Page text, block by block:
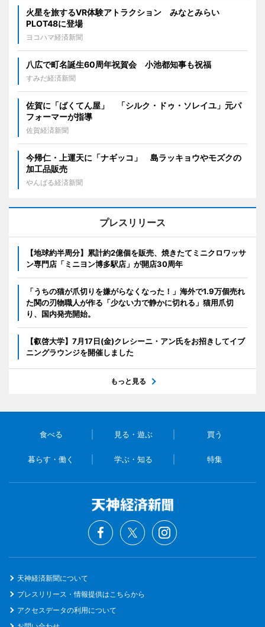
火星を旅するVR体験アトラクション みなとみらい
PLOT48に登場
ヨコハマ経済新聞
八広で町名誕生60周年祝賀会 小池都知事も祝福
すみだ経済新聞
佐賀に「ばくてん屋」 「シルク・ドゥ・ソレイユ」元パ
フォーマーが指導
佐賀経済新聞
今帰仁・上運天に「ナギッコ」 島ラッキョウやモズクの
加工品販売
やんばる経済新聞
プレスリリース
【地球約半周分】累計約2億個を販売、焼きたてミニクロワッサ
ン専門店「ミニヨン博多駅店」が開店30周年
「うちの猫が爪切りを嫌がらなくなった！」海外で1.9万個売れ
た関の刃物職人が作る「少ない力で静かに切れる」猫用爪切
り、国内発売開始。
【叡啓大学】7月17日(金)クレシーニ・アン氏をお招きしてイブ
ニングラウンジを開催しました
もっと見る
食べる 見る・遊ぶ 買う
暮らす・働く 学ぶ・知る 特集
天神経済新聞について
プレスリリース・情報提供はこちらから
アクセスデータの利用について